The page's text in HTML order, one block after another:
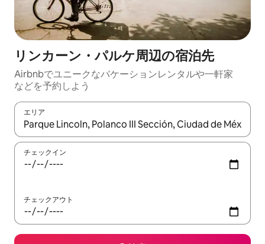
リンカーン・パルケ⁠周⁠辺⁠の宿⁠泊⁠先
Airbnbでユニークなバ⁠ケ⁠ー⁠シ⁠ョ⁠ンレ⁠ン⁠タ⁠ルや一⁠軒⁠家
な⁠ど⁠を予⁠約⁠し⁠よ⁠う
エリア
検索結果が表示されたら、上下の矢印キーを使って移動するか
チェックイン
チェックアウト